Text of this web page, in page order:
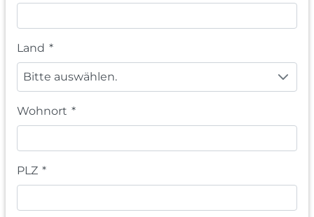
Land *
Bitte auswählen.
Wohnort *
PLZ *